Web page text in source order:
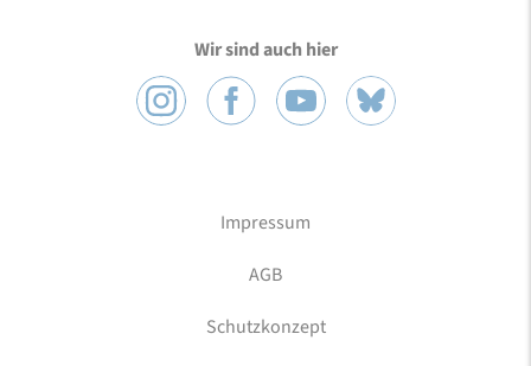
Wir sind auch hier
Impressum
AGB
Schutzkonzept